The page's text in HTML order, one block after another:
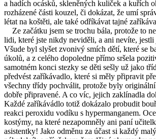
a hadích ocásků, skleněných kuliček a kuřích
rozházené části kouzel, či dokázat, že umí
létat na koštěti, ale také odříkávat tajné
Ze začátku jsem se trochu bála, protože to
lidi, které jste nikdy neviděli, a ani nevíte, jestli
Všude byl slyšet zvonivý smích dětí, které se
úkolů, a z celého dopoledne přímo sršela
samotném konci stezky se děti sešly už jako
předvést zaříkávadlo, které si měly připravit
všechny třídy pochválit, protože byly
dobře připravené. A co víc, jejich zaklínadla
Každé zaříkávádlo totiž dokázalo probudit
reakci peroxidu vodíku s hypermanganem.
kostýmy, na které nezapomněly ani paní
asistentky! Jako odměnu za účast si každý